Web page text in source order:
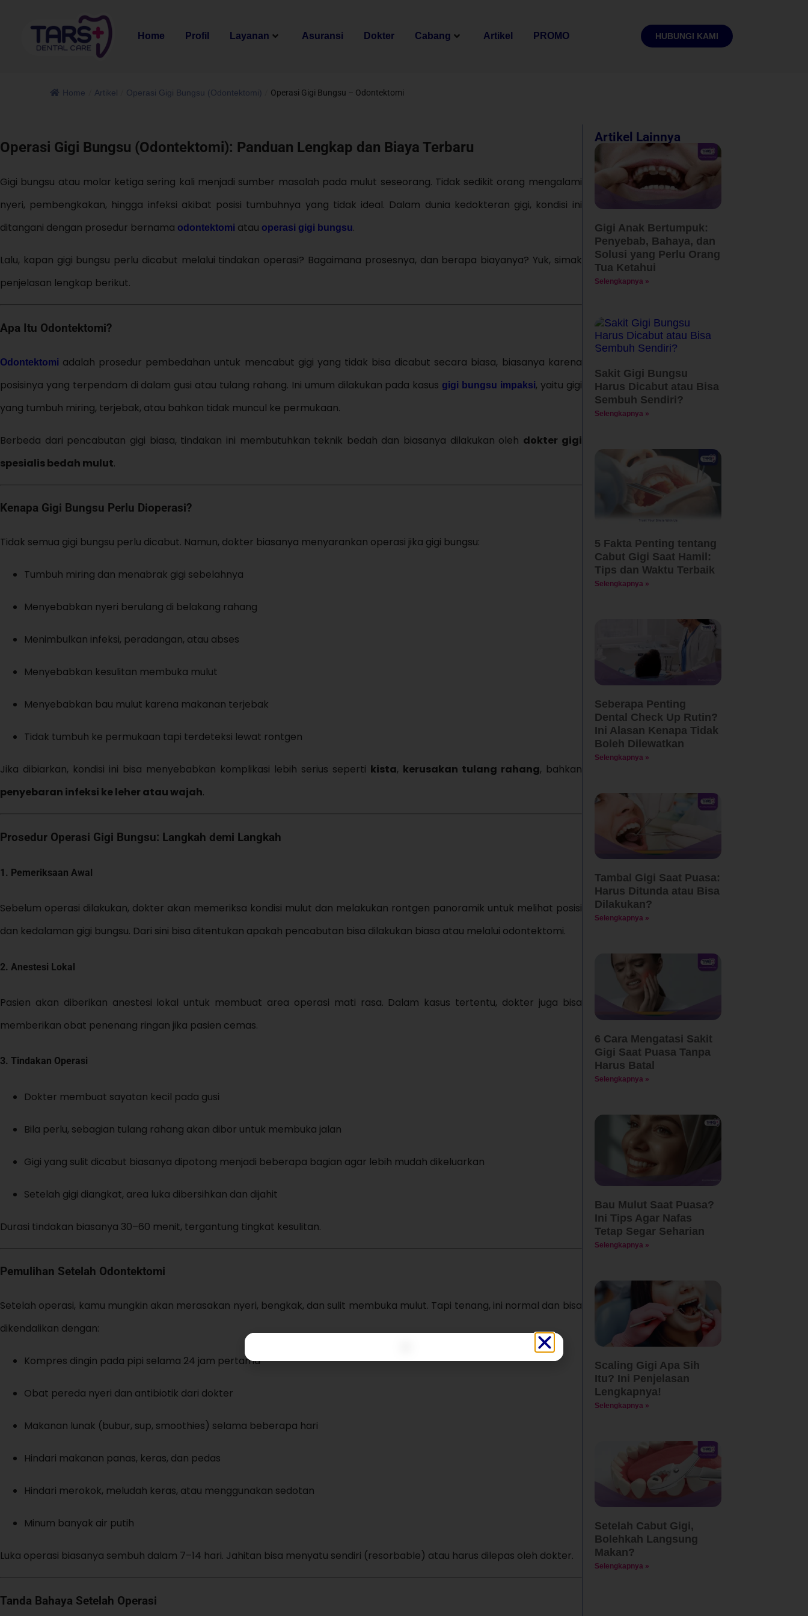
Home Profil Layanan Asuransi Dokter Cabang Artikel PROMO HUBUNGI KAMI
Home Artikel Operasi Gigi Bungsu (Odontektomi) Operasi Gigi Bungsu – Odontektomi
Operasi Gigi Bungsu (Odontektomi): Panduan Lengkap dan Biaya Terbaru
Gigi bungsu atau molar ketiga sering kali menjadi sumber masalah pada mulut seseorang. Tidak sedikit orang mengalami
nyeri, pembengkakan, hingga infeksi akibat posisi tumbuhnya yang tidak ideal. Dalam dunia kedokteran gigi, kondisi ini
ditangani dengan prosedur bernama odontektomi atau operasi gigi bungsu.
Lalu, kapan gigi bungsu perlu dicabut melalui tindakan operasi? Bagaimana prosesnya, dan berapa biayanya? Yuk, simak
penjelasan lengkap berikut.
Apa Itu Odontektomi?
Odontektomi adalah prosedur pembedahan untuk mencabut gigi yang tidak bisa dicabut secara biasa, biasanya karena
posisinya yang terpendam di dalam gusi atau tulang rahang. Ini umum dilakukan pada kasus gigi bungsu impaksi, yaitu gigi
yang tumbuh miring, terjebak, atau bahkan tidak muncul ke permukaan.
Berbeda dari pencabutan gigi biasa, tindakan ini membutuhkan teknik bedah dan biasanya dilakukan oleh dokter gigi
spesialis bedah mulut.
Kenapa Gigi Bungsu Perlu Dioperasi?
Tidak semua gigi bungsu perlu dicabut. Namun, dokter biasanya menyarankan operasi jika gigi bungsu:
Tumbuh miring dan menabrak gigi sebelahnya
Menyebabkan nyeri berulang di belakang rahang
Menimbulkan infeksi, peradangan, atau abses
Menyebabkan kesulitan membuka mulut
Menyebabkan bau mulut karena makanan terjebak
Tidak tumbuh ke permukaan tapi terdeteksi lewat rontgen
Jika dibiarkan, kondisi ini bisa menyebabkan komplikasi lebih serius seperti kista, kerusakan tulang rahang, bahkan
penyebaran infeksi ke leher atau wajah.
Prosedur Operasi Gigi Bungsu: Langkah demi Langkah
1. Pemeriksaan Awal
Sebelum operasi dilakukan, dokter akan memeriksa kondisi mulut dan melakukan rontgen panoramik untuk melihat posisi
dan kedalaman gigi bungsu. Dari sini bisa ditentukan apakah pencabutan bisa dilakukan biasa atau melalui odontektomi.
2. Anestesi Lokal
Pasien akan diberikan anestesi lokal untuk membuat area operasi mati rasa. Dalam kasus tertentu, dokter juga bisa
memberikan obat penenang ringan jika pasien cemas.
3. Tindakan Operasi
Dokter membuat sayatan kecil pada gusi
Bila perlu, sebagian tulang rahang akan dibor untuk membuka jalan
Gigi yang sulit dicabut biasanya dipotong menjadi beberapa bagian agar lebih mudah dikeluarkan
Setelah gigi diangkat, area luka dibersihkan dan dijahit
Durasi tindakan biasanya 30–60 menit, tergantung tingkat kesulitan.
Pemulihan Setelah Odontektomi
Setelah operasi, kamu mungkin akan merasakan nyeri, bengkak, dan sulit membuka mulut. Tapi tenang, ini normal dan bisa
dikendalikan dengan:
Kompres dingin pada pipi selama 24 jam pertama
Obat pereda nyeri dan antibiotik dari dokter
Makanan lunak (bubur, sup, smoothies) selama beberapa hari
Hindari makanan panas, keras, dan pedas
Hindari merokok, meludah keras, atau menggunakan sedotan
Minum banyak air putih
Luka operasi biasanya sembuh dalam 7–14 hari. Jahitan bisa menyatu sendiri (resorbable) atau harus dilepas oleh dokter.
Tanda Bahaya Setelah Operasi
Artikel Lainnya
Gigi Anak Bertumpuk:
Penyebab, Bahaya, dan
Solusi yang Perlu Orang
Tua Ketahui
Selengkapnya »
Sakit Gigi Bungsu
Harus Dicabut atau Bisa
Sembuh Sendiri?
Selengkapnya »
5 Fakta Penting tentang
Cabut Gigi Saat Hamil:
Tips dan Waktu Terbaik
Selengkapnya »
Seberapa Penting
Dental Check Up Rutin?
Ini Alasan Kenapa Tidak
Boleh Dilewatkan
Selengkapnya »
Tambal Gigi Saat Puasa:
Harus Ditunda atau Bisa
Dilakukan?
Selengkapnya »
6 Cara Mengatasi Sakit
Gigi Saat Puasa Tanpa
Harus Batal
Selengkapnya »
Bau Mulut Saat Puasa?
Ini Tips Agar Nafas
Tetap Segar Seharian
Selengkapnya »
Scaling Gigi Apa Sih
Itu? Ini Penjelasan
Lengkapnya!
Selengkapnya »
Setelah Cabut Gigi,
Bolehkah Langsung
Makan?
Selengkapnya »